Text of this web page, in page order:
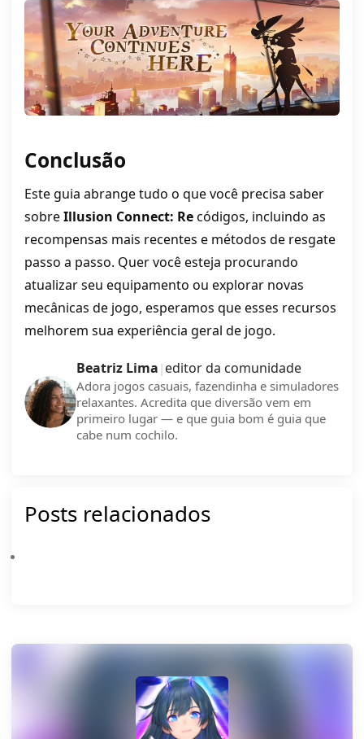
Conclusão
Este guia abrange tudo o que você precisa saber
sobreIllusion Connect: Recódigos, incluindo as
recompensas mais recentes e métodos de resgate
passo a passo. Quer você esteja procurando
atualizar seu equipamento ou explorar novas
mecânicas de jogo, esperamos que esses recursos
melhorem sua experiência geral de jogo.
Beatriz Lima | editor da comunidade
Adora jogos casuais, fazendinha e simuladores
relaxantes. Acredita que diversão vem em
primeiro lugar — e que guia bom é guia que
cabe num cochilo.
Posts relacionados